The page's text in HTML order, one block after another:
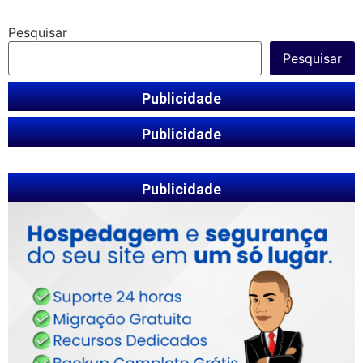
Pesquisar
Pesquisar
Publicidade
Publicidade
Publicidade